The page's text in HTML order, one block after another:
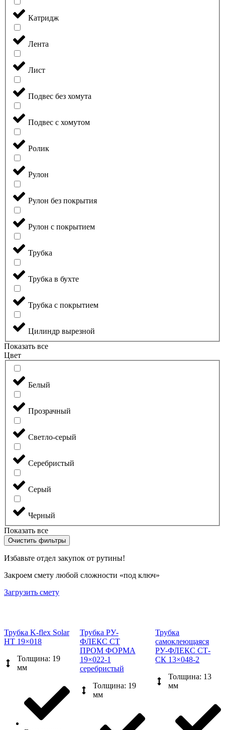
Катридж
Лента
Лист
Подвес без хомута
Подвес с хомутом
Ролик
Рулон
Рулон без покрытия
Рулон с покрытием
Трубка
Трубка в бухте
Трубка с покрытием
Цилиндр вырезной
Показать все
Цвет
Белый
Прозрачный
Светло-серый
Серебристый
Серый
Черный
Показать все
Очистить фильтры
Избавьте отдел закупок от рутины!
Закроем смету любой сложности «под ключ»
Загрузить смету
Трубка K-flex Solar
HT 19×018
Толщина: 19
мм
Трубка РУ-
ФЛЕКС СТ
ПРОМ ФОРМА
19×022-1
серебристый
Толщина: 19
мм
Трубка
самоклеющаяся
РУ-ФЛЕКС СТ-
СК 13×048-2
Толщина: 13
мм